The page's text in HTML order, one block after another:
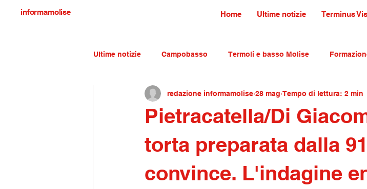
informamolise Home Ultime notizie Terminus
Ultime notizie Campobasso Termoli e basso Molise
Economia e lavoro Molise cultura tradizioni e turismo primo
Pietracatella/Di
torta preparata dalla
convince. L'indagine
redazione informamolise 28 mag Tempo di lettura: 2 min